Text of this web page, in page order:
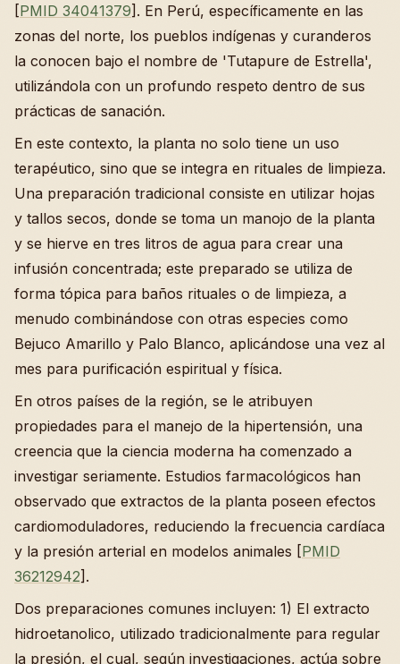
[PMID 34041379]. En Perú, específicamente en las
zonas del norte, los pueblos indígenas y curanderos
la conocen bajo el nombre de 'Tutapure de Estrella',
utilizándola con un profundo respeto dentro de sus
prácticas de sanación.
En este contexto, la planta no solo tiene un uso
terapéutico, sino que se integra en rituales de limpieza.
Una preparación tradicional consiste en utilizar hojas
y tallos secos, donde se toma un manojo de la planta
y se hierve en tres litros de agua para crear una
infusión concentrada; este preparado se utiliza de
forma tópica para baños rituales o de limpieza, a
menudo combinándose con otras especies como
Bejuco Amarillo y Palo Blanco, aplicándose una vez al
mes para purificación espiritual y física.
En otros países de la región, se le atribuyen
propiedades para el manejo de la hipertensión, una
creencia que la ciencia moderna ha comenzado a
investigar seriamente. Estudios farmacológicos han
observado que extractos de la planta poseen efectos
cardiomoduladores, reduciendo la frecuencia cardíaca
y la presión arterial en modelos animales [PMID
36212942].
Dos preparaciones comunes incluyen: 1) El extracto
hidroetanolico, utilizado tradicionalmente para regular
la presión, el cual, según investigaciones, actúa sobre